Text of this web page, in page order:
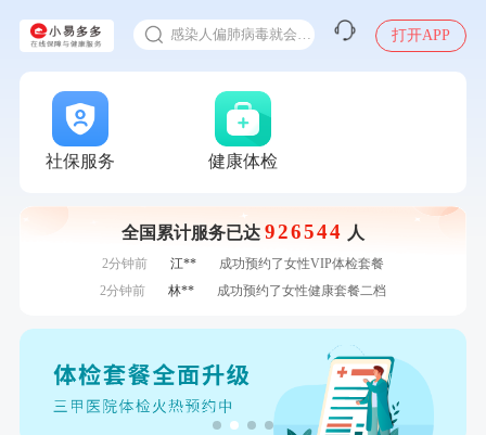
甲状腺癌怎么筛查
打开APP
社保服务 健康体检
全国累计服务已达 926544 人
7分钟前 罗**
购买了美的体重秤 MO-CW5 白色
7分钟前
王*
购买了公牛环球旅行转换器—L07
成功预约了男性健康套餐
成功预约了男性健康套餐
刚刚
成功预约了白领女士体检套餐
1分钟前
毛**
购买了联创雅斯奶锅DF-CP103M
2分钟前
江**
成功预约了女性VIP体检套餐
2分钟前
林**
成功预约了女性健康套餐二档
购买了美的体重秤 MO-CW5 白色
6分钟前
王**
成功预约女性常规体检套餐
6分钟前
王**
成功预约女性常规体检套餐
购买了美的体重秤 MO-CW5 白色